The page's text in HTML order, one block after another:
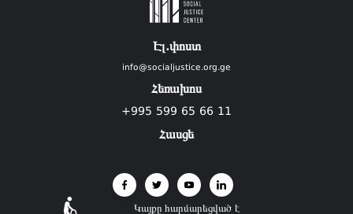
Էլ.փոստ
info@socialjustice.org.ge
Հեռախոս
+995 599 65 66 11
Հասցե
Կայքը հարմարեցված է